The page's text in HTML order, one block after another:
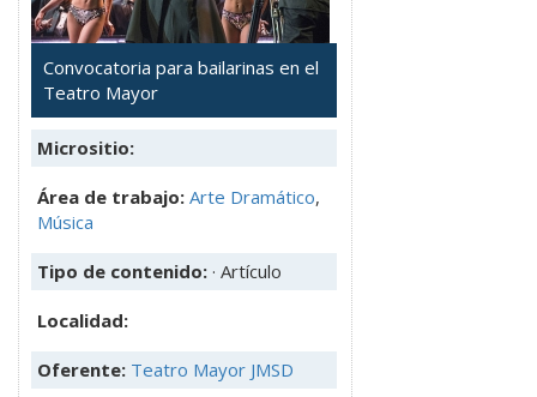
Convocatoria para bailarinas en el
Teatro Mayor
Micrositio:
Área de trabajo: Arte Dramático,
Música
Tipo de contenido: · Artículo
Localidad:
Oferente: Teatro Mayor JMSD